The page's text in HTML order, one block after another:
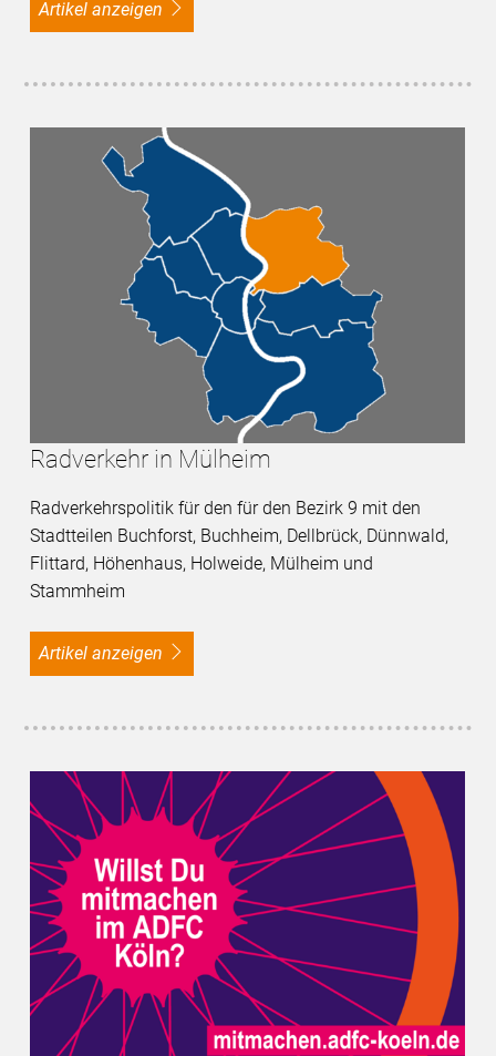
Artikel anzeigen
Radverkehr in Mülheim
Radverkehrspolitik für den für den Bezirk 9 mit den
Stadtteilen Buchforst, Buchheim, Dellbrück, Dünnwald,
Flittard, Höhenhaus, Holweide, Mülheim und
Stammheim
Artikel anzeigen